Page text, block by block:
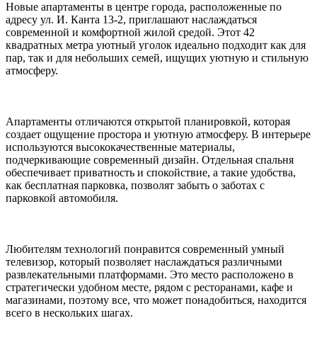
Новые апартаменты в центре города, расположенные по
адресу ул. И. Канта 13-2, приглашают наслаждаться
современной и комфортной жилой средой. Этот 42
квадратных метра уютный уголок идеально подходит как для
пар, так и для небольших семей, ищущих уютную и стильную
атмосферу.
Апартаменты отличаются открытой планировкой, которая
создает ощущение простора и уютную атмосферу. В интерьере
используются высококачественные материалы,
подчеркивающие современный дизайн. Отдельная спальня
обеспечивает приватность и спокойствие, а такие удобства,
как бесплатная парковка, позволят забыть о заботах с
парковкой автомобиля.
Любителям технологий понравится современный умный
телевизор, который позволяет наслаждаться различными
развлекательными платформами. Это место расположено в
стратегически удобном месте, рядом с ресторанами, кафе и
магазинами, поэтому все, что может понадобиться, находится
всего в нескольких шагах.